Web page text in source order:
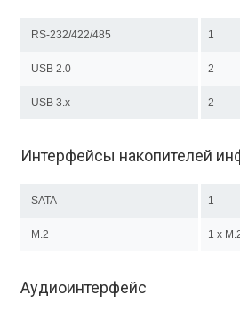
RS-232/422/485 1
USB 2.0 2
USB 3.x 2
Интерфейсы накопителей
SATA 1
M.2 1 x
Аудиоинтерфейс